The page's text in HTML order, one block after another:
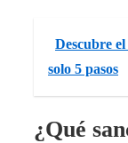
Descubre
solo 5 pasos
¿Qué